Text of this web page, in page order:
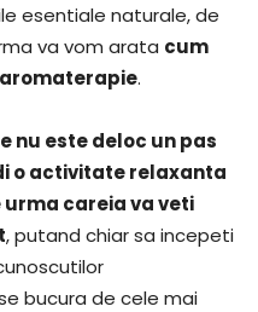
esentiale naturale, de
va vom arata cum
.
nu este deloc un pas
o activitate relaxanta
careia va veti
, putand chiar sa incepeti
bucura de cele mai